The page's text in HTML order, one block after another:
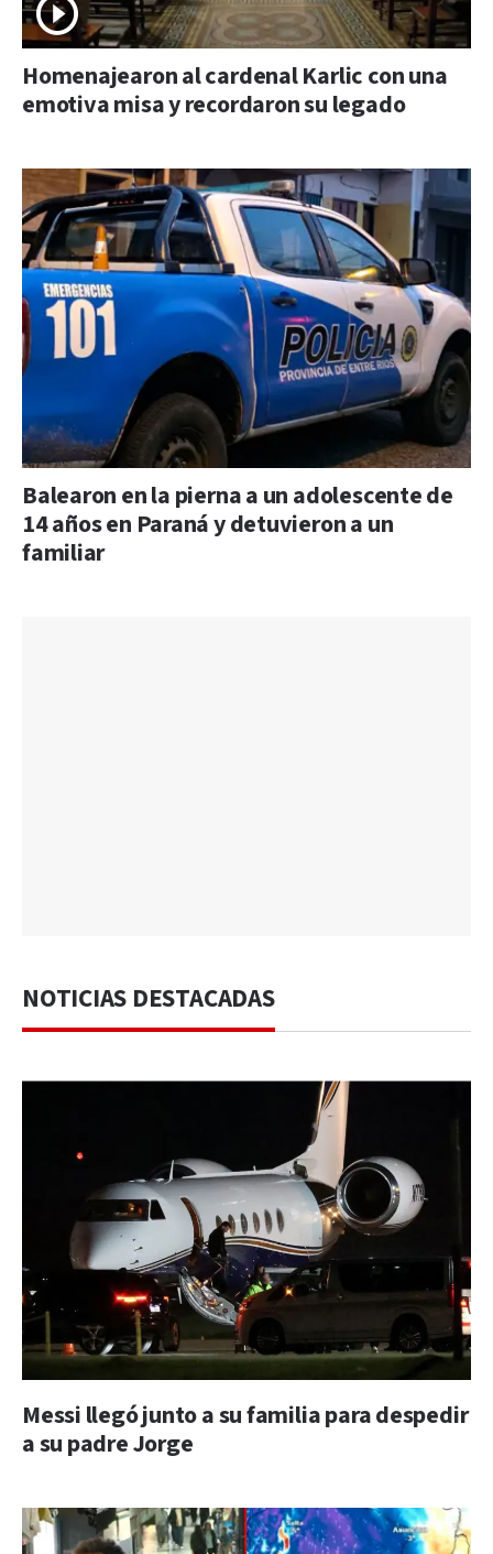
Homenajearon al cardenal Karlic con una
emotiva misa y recordaron su legado
Balearon en la pierna a un adolescente de
14 años en Paraná y detuvieron a un
familiar
NOTICIAS DESTACADAS
Messi llegó junto a su familia para despedir
a su padre Jorge